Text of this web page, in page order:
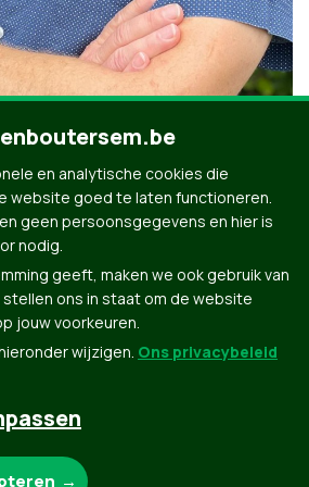
uit Boutersem
en analytische cookies die
website goed te laten functioneren.
geen persoonsgegevens en hier is
nodig.
geeft, maken we ook gebruik van
ons in staat om de website
jouw voorkeuren.
wijzigen. Ons privacybeleid